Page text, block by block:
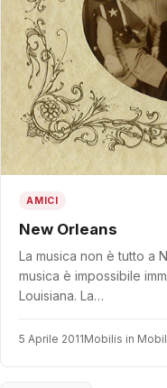
AMICI
New Orleans
La musica non è tutto a
musica è impossibile
Louisiana. La…
5 Aprile 2011Mobilis in